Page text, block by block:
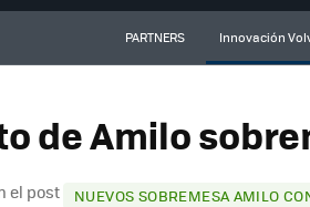
PARTNERS Innovación
de Amilo
el post NUEVOS SOBREMESA AMILO